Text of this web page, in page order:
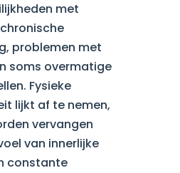
met
problemen met
soms overmatige
Fysieke
lijkt af te nemen,
vervangen
van innerlijke
constante